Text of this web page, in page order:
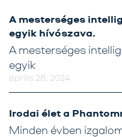
A mesterséges
egyik hívószava.
április 28, 2024
A mesterséges
egyik
Irodai élet a
Minden évben